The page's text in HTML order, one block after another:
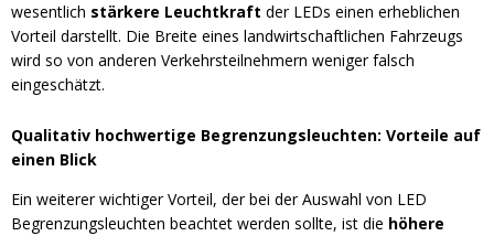
wesentlich stärkere Leuchtkraft der LEDs einen erheblichen
Vorteil darstellt. Die Breite eines landwirtschaftlichen Fahrzeugs
wird so von anderen Verkehrsteilnehmern weniger falsch
eingeschätzt.
Qualitativ hochwertige Begrenzungsleuchten: Vorteile auf
einen Blick
Ein weiterer wichtiger Vorteil, der bei der Auswahl von LED
Begrenzungsleuchten beachtet werden sollte, ist die höhere